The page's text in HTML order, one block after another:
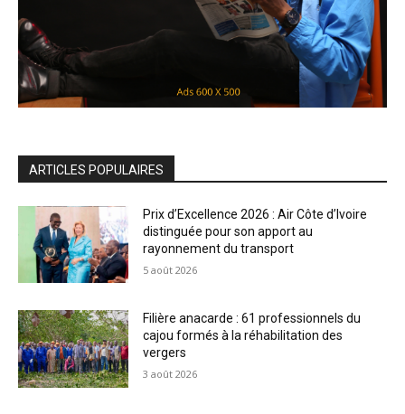
ARTICLES POPULAIRES
Prix d’Excellence 2026 : Air Côte d’Ivoire
distinguée pour son apport au
rayonnement du transport
5 août 2026
Filière anacarde : 61 professionnels du
cajou formés à la réhabilitation des
vergers
3 août 2026